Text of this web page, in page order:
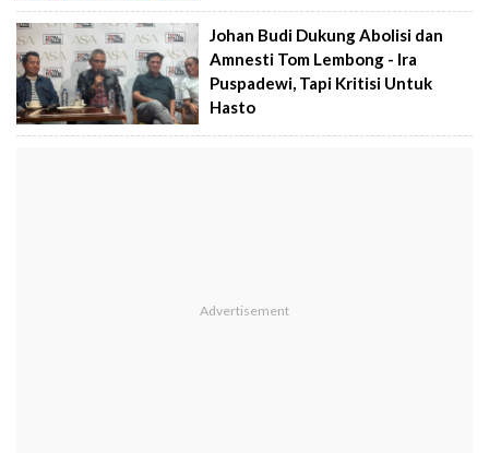
Johan Budi Dukung Abolisi dan
Amnesti Tom Lembong - Ira
Puspadewi, Tapi Kritisi Untuk
Hasto